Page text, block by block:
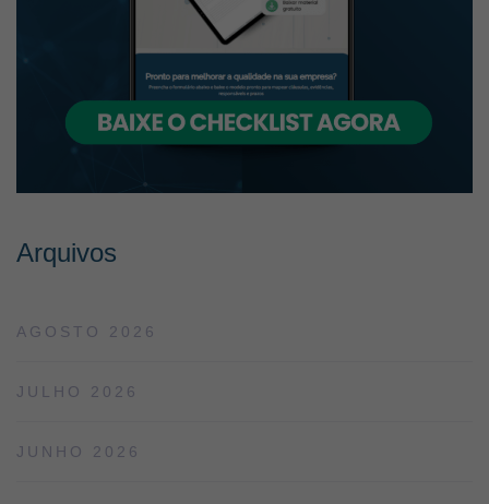
Arquivos
AGOSTO 2026
JULHO 2026
JUNHO 2026